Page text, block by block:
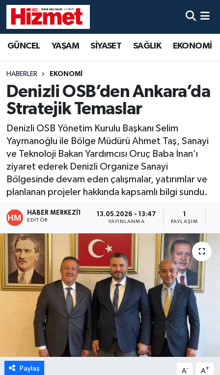
GÜNCEL YAŞAM SİYASET SAĞLIK EKONOMİ
HABERLER EKONOMİ
Denizli OSB’den Ankara’da
Stratejik Temaslar
Denizli OSB Yönetim Kurulu Başkanı Selim
Yaymanoğlu ile Bölge Müdürü Ahmet Taş, Sanayi
ve Teknoloji Bakan Yardımcısı Oruç Baba İnan’ı
ziyaret ederek Denizli Organize Sanayi
Bölgesinde devam eden çalışmalar, yatırımlar ve
planlanan projeler hakkında kapsamlı bilgi sundu.
HABER MERKEZI1
EDITÖR
13.05.2026 - 13:47
YAYINLANMA
1
PAYLAŞIM
Paylaş A- A+
YAŞAM
SİYASET
SAĞLIK
EKONOMİ
KÜLTÜR SANAT
MAGAZİN
ÖZEL HABER
DTO
RESMİ REKLAM
Denizli Hava Durumu
Denizli Trafik Yoğunluk Haritası
Süper Lig Puan Durumu ve Fikstür
Tüm Manşetler
Son Dakika Haberleri
Haber Arşivi